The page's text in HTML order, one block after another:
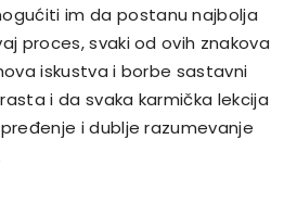
im da postanu najbolja
proces, svaki od ovih znakova
iskustva i borbe sastavni
i da svaka karmička lekcija
i dublje razumevanje